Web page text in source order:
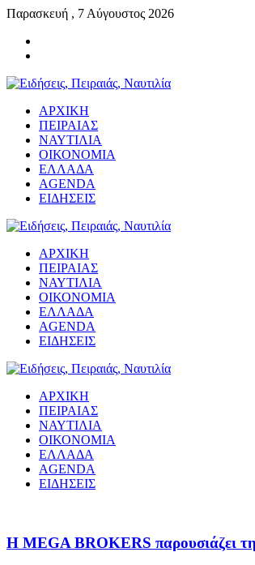
Παρασκευή , 7 Αύγουστος 2026
ΑΡΧΙΚΗ
ΠΕΙΡΑΙΑΣ
ΝΑΥΤΙΛΙΑ
ΟΙΚΟΝΟΜΙΑ
ΕΛΛΑΔΑ
AGENDA
ΕΙΔΗΣΕΙΣ
ΑΡΧΙΚΗ
ΠΕΙΡΑΙΑΣ
ΝΑΥΤΙΛΙΑ
ΟΙΚΟΝΟΜΙΑ
ΕΛΛΑΔΑ
AGENDA
ΕΙΔΗΣΕΙΣ
ΑΡΧΙΚΗ
ΠΕΙΡΑΙΑΣ
ΝΑΥΤΙΛΙΑ
ΟΙΚΟΝΟΜΙΑ
ΕΛΛΑΔΑ
AGENDA
ΕΙΔΗΣΕΙΣ
Η MEGA BROKERS παρουσιάζει τη